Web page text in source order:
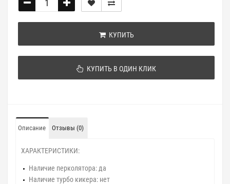
КУПИТЬ
КУПИТЬ В ОДИН КЛИК
Описание Отзывы (0)
ХАРАКТЕРИСТИКИ:
Наличие перколятора: да
Наличие турбо кикера: нет